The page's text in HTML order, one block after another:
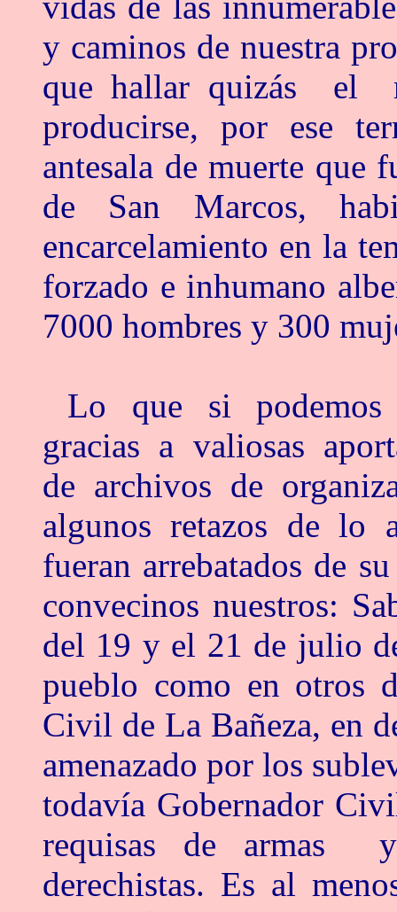
y caminos de nuestra
que hallar quizás el
producirse, por ese
antesala de muerte que
de San Marcos,
encarcelamiento en la
forzado e inhumano
7000 hombres y 300
Lo que si
gracias a valiosas
de archivos de
algunos retazos de lo
fueran arrebatados de
convecinos nuestros:
del 19 y el 21 de julio
pueblo como en otros
Civil de La Bañeza, en
amenazado por los
todavía Gobernador
requisas de armas y
derechistas. Es al